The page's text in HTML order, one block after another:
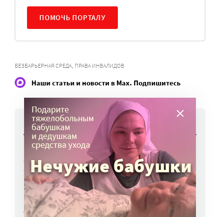
ПОМОЧЬ ПОРТАЛУ
БЕЗБАРЬЕРНАЯ СРЕДА, ПРАВА ИНВАЛИДОВ
Наши статьи и новости в Max. Подпишитесь
НОВОСТИ
Вторая волна клещей ожидается в конце
августа — начале сентября
7 авг, 19:25
Родных, которые могут взять ребенка
из проблемной семьи, предлагают искать
с полицией